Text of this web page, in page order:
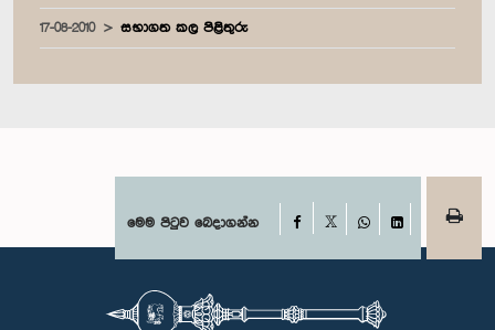
17-08-2010 සභාගත කල පිළිතුරු
මෙම පිටුව බෙදාගන්න Facebook
WhatsAppLinkedIn